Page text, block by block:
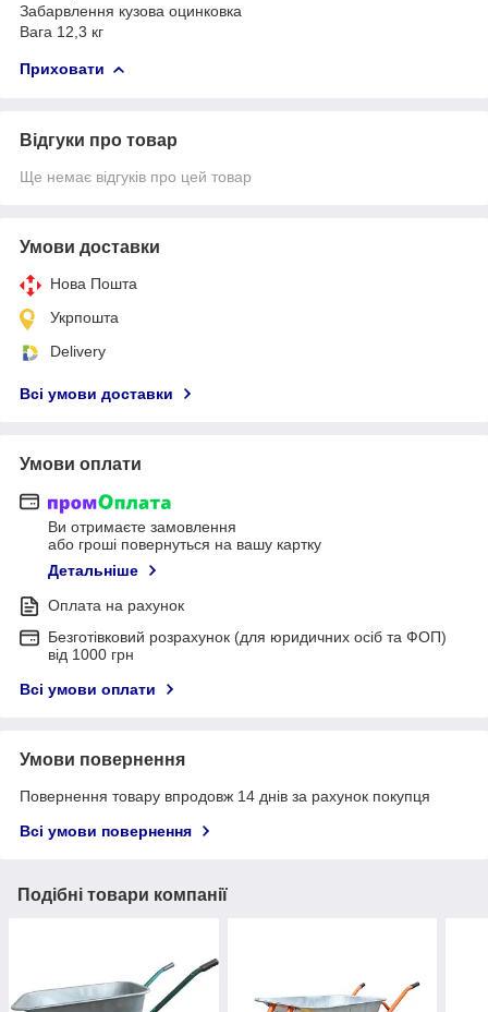
Забарвлення кузова оцинковка
Вага 12,3 кг
Приховати
Відгуки про товар
Ще немає відгуків про цей товар
Умови доставки
Нова Пошта
Укрпошта
Delivery
Всі умови доставки
Умови оплати
Ви отримаєте замовлення
або гроші повернуться на вашу картку
Детальніше
Оплата на рахунок
Безготівковий розрахунок (для юридичних осіб та ФОП)
від 1000 грн
Всі умови оплати
Умови повернення
Повернення товару впродовж 14 днів за рахунок покупця
Всі умови повернення
Подібні товари компанії